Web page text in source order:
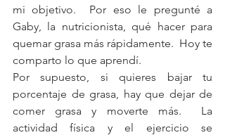
mi objetivo.  Por eso le pregunté a
Gaby, la nutricionista, qué hacer para
quemar grasa más rápidamente.  Hoy te
comparto lo que aprendí.
Por supuesto, si quieres bajar tu
porcentaje de grasa, hay que dejar de
comer grasa y moverte más.  La
actividad física y el ejercicio se